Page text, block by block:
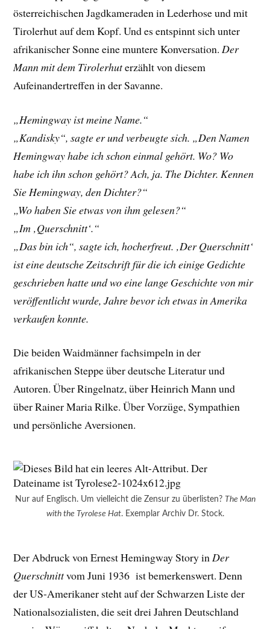
österreichischen Jagdkameraden in Lederhose und mit
Tirolerhut auf dem Kopf. Und es entspinnt sich unter
afrikanischer Sonne eine muntere Konversation.Der
Mann mit dem Tirolerhuterzählt von diesem
Aufeinandertreffen in der Savanne.
„Hemingway ist meine Name.“
„Kandisky“, sagte er und verbeugte sich. „Den Namen
Hemingway habe ich schon einmal gehört. Wo? Wo
habe ich ihn schon gehört? Ach, ja. The Dichter. Kennen
Sie Hemingway, den Dichter?“
„Wo haben Sie etwas von ihm gelesen?“
„Im ‚Querschnitt‘.“
„Das bin ich“, sagte ich, hocherfreut. ‚Der Querschnitt‘
ist eine deutsche Zeitschrift für die ich einige Gedichte
geschrieben hatte und wo eine lange Geschichte von mir
veröffentlicht wurde, Jahre bevor ich etwas in Amerika
verkaufen konnte.
Die beiden Waidmänner fachsimpeln in der
afrikanischen Steppe über deutsche Literatur und
Autoren. Über Ringelnatz, über Heinrich Mann und
über Rainer Maria Rilke. Über Vorzüge, Sympathien
und persönliche Aversionen.
Nur auf Englisch. Um vielleicht die Zensur zu überlisten? The Man
with the Tyrolese Hat. Exemplar Archiv Dr. Stock.
Der Abdruck von Ernest Hemingway Story in Der
Querschnittvom Juni 1936 ist bemerkenswert. Denn
der US-Amerikaner steht auf der Schwarzen Liste der
Nationalsozialisten, die seit drei Jahren Deutschland